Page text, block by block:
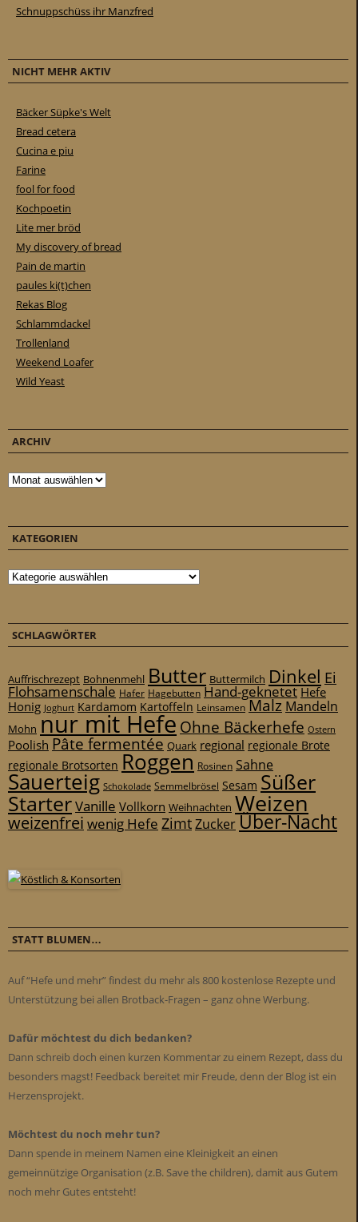
Schnuppschüss ihr Manzfred
NICHT MEHR AKTIV
Bäcker Süpke's Welt
Bread cetera
Cucina e piu
Farine
fool for food
Kochpoetin
Lite mer bröd
My discovery of bread
Pain de martin
paules ki(t)chen
Rekas Blog
Schlammdackel
Trollenland
Weekend Loafer
Wild Yeast
ARCHIV
Archiv
KATEGORIEN
Kategorien
SCHLAGWÖRTER
Auffrischrezept Bohnenmehl Butter Buttermilch Dinkel Ei
Flohsamenschale Hafer Hagebutten Hand-geknetet Hefe
Honig Joghurt Kardamom Kartoffeln Leinsamen Malz Mandeln
Mohn nur mit HefeOhne Bäckerhefe Ostern
Poolish Pâte fermentée Quark regional regionale Brote
regionale Brotsorten Roggen Rosinen Sahne
Sauerteig Schokolade Semmelbrösel Sesam Süßer
StarterVanille Vollkorn Weihnachten Weizen
weizenfrei wenig Hefe ZimtZuckerÜber-Nacht
STATT BLUMEN…
Auf “Hefe und mehr” findest du mehr als 800 kostenlose Rezepte und
Unterstützung bei allen Brotback-Fragen – ganz ohne Werbung.
Dafür möchtest du dich bedanken?
Dann schreib doch einen kurzen Kommentar zu einem Rezept, dass du
besonders magst! Feedback bereitet mir Freude, denn der Blog ist ein
Herzensprojekt.
Möchtest du noch mehr tun?
Dann spende in meinem Namen eine Kleinigkeit an einen
gemeinnützige Organisation (z.B. Save the children), damit aus Gutem
noch mehr Gutes entsteht!